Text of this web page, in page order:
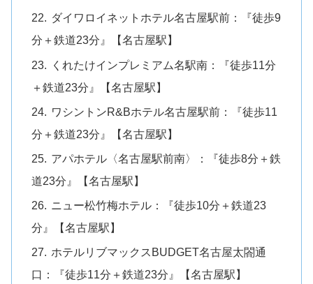
ダイワロイネットホテル名古屋駅前：『徒歩9
分＋鉄道23分』【名古屋駅】
くれたけインプレミアム名駅南：『徒歩11分
＋鉄道23分』【名古屋駅】
ワシントンR&Bホテル名古屋駅前：『徒歩11
分＋鉄道23分』【名古屋駅】
アパホテル〈名古屋駅前南〉：『徒歩8分＋鉄
道23分』【名古屋駅】
ニュー松竹梅ホテル：『徒歩10分＋鉄道23
分』【名古屋駅】
ホテルリブマックスBUDGET名古屋太閤通
口：『徒歩11分＋鉄道23分』【名古屋駅】